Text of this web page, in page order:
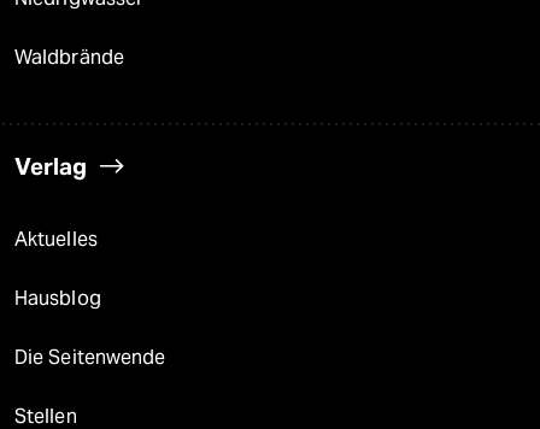
Waldbrände
Verlag
Aktuelles
Hausblog
Die Seitenwende
Stellen